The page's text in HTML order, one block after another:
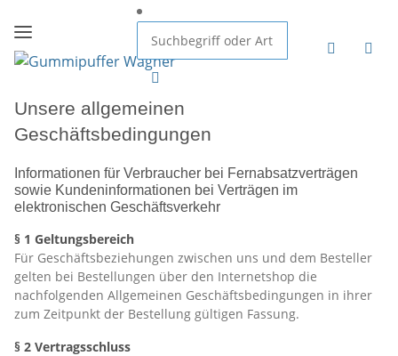
Unsere allgemeinen
Geschäftsbedingungen
Informationen für Verbraucher bei Fernabsatzverträgen
sowie Kundeninformationen bei Verträgen im
elektronischen Geschäftsverkehr
§ 1 Geltungsbereich
Für Geschäftsbeziehungen zwischen uns und dem Besteller
gelten bei Bestellungen über den Internetshop die
nachfolgenden Allgemeinen Geschäftsbedingungen in ihrer
zum Zeitpunkt der Bestellung gültigen Fassung.
§ 2 Vertragsschluss